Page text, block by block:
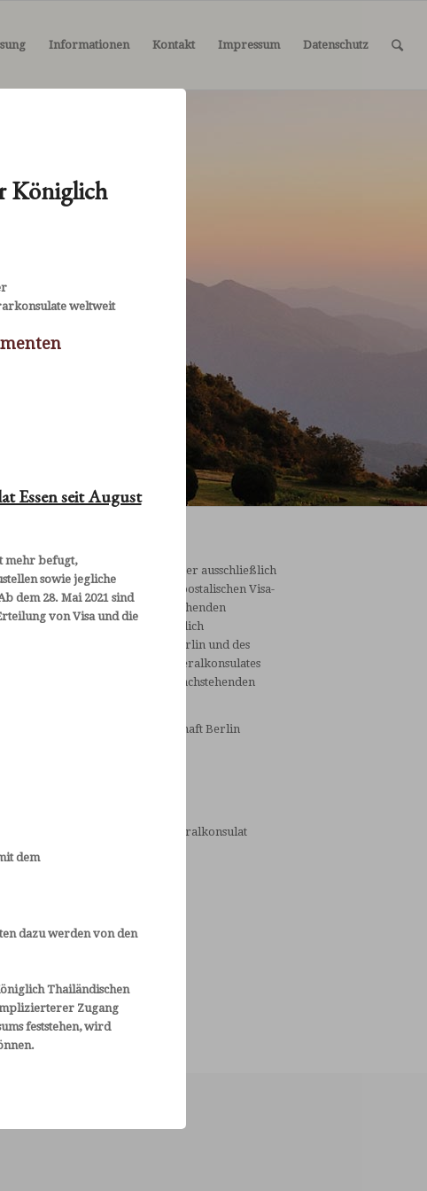
Informationen Kontakt Impressum Datenschutz
Die konkreten Modalitäten einer ausschließlich
banküberweisungsbasierten postalischen Visa-
Beantragung und die entsprechenden
Bearbeitungszeiten der Königlich
Thailändischen Botschaft in Berlin und des
Königlich Thailändischen Generalkonsulates
erfragen Sie bitte unter den nachstehenden
Königlich Thailändische Botschaft Berlin
Königlich Thailändisches Generalkonsulat
Frankfurt
www.thaigeneralkonsulat.de
Königlich
weltweit
Essen seit August
mehr befugt,
sowie jegliche
dem 28. Mai 2021 sind
von Visa und die
dem
dazu werden von den
Thailändischen
Zugang
feststehen, wird